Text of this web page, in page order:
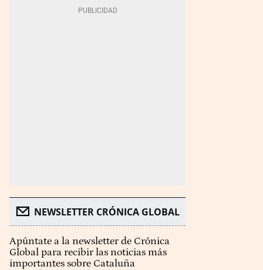
NEWSLETTER CRÓNICA GLOBAL
Apúntate a la newsletter de Crónica
Global para recibir las noticias más
importantes sobre Cataluña